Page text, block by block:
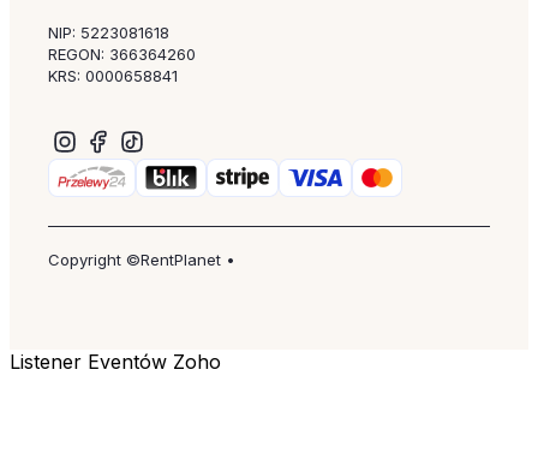
NIP: 5223081618
REGON: 366364260
KRS: 0000658841
Copyright ©RentPlanet •
Listener Eventów Zoho